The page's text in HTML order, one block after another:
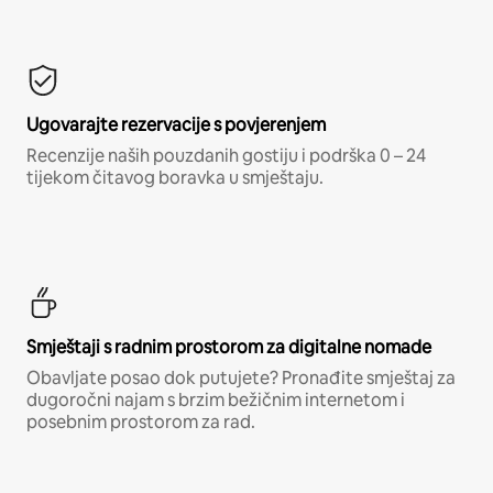
Ugovarajte rezervacije s povjerenjem
Recenzije naših pouzdanih gostiju i podrška 0 – 24
tijekom čitavog boravka u smještaju.
Smještaji s radnim prostorom za digitalne nomade
Obavljate posao dok putujete? Pronađite smještaj za
dugoročni najam s brzim bežičnim internetom i
posebnim prostorom za rad.